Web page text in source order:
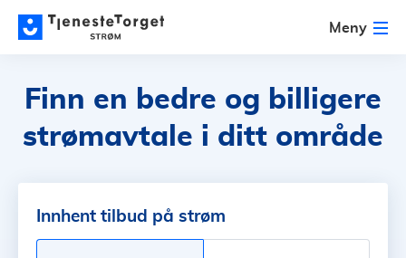
Meny
Finn en bedre og billigere
strømavtale i ditt område
Innhent tilbud på strøm